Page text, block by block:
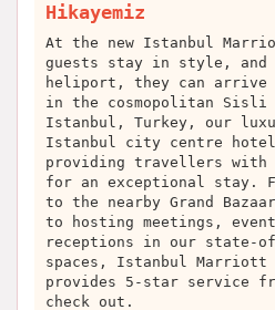
Hikayemiz
At the new Istanbul
guests stay in style,
heliport, they can arrive
in the cosmopolitan
Istanbul, Turkey, our
Istanbul city centre hotel
providing travellers with
for an exceptional stay.
to the nearby Grand
to hosting meetings,
receptions in our state-
spaces, Istanbul
provides 5-star service
check out.